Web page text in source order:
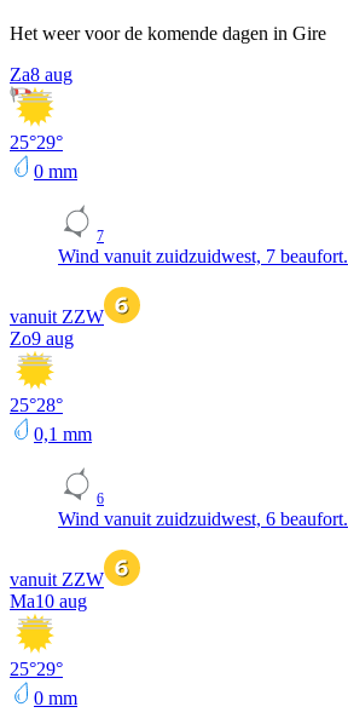
Het weer voor de komende dagen in Gire
Za8 aug
25°29°
0 mm
7
Wind vanuit zuidzuidwest, 7 beaufort.
vanuit ZZW
Zo9 aug
25°28°
0,1 mm
6
Wind vanuit zuidzuidwest, 6 beaufort.
vanuit ZZW
Ma10 aug
25°29°
0 mm